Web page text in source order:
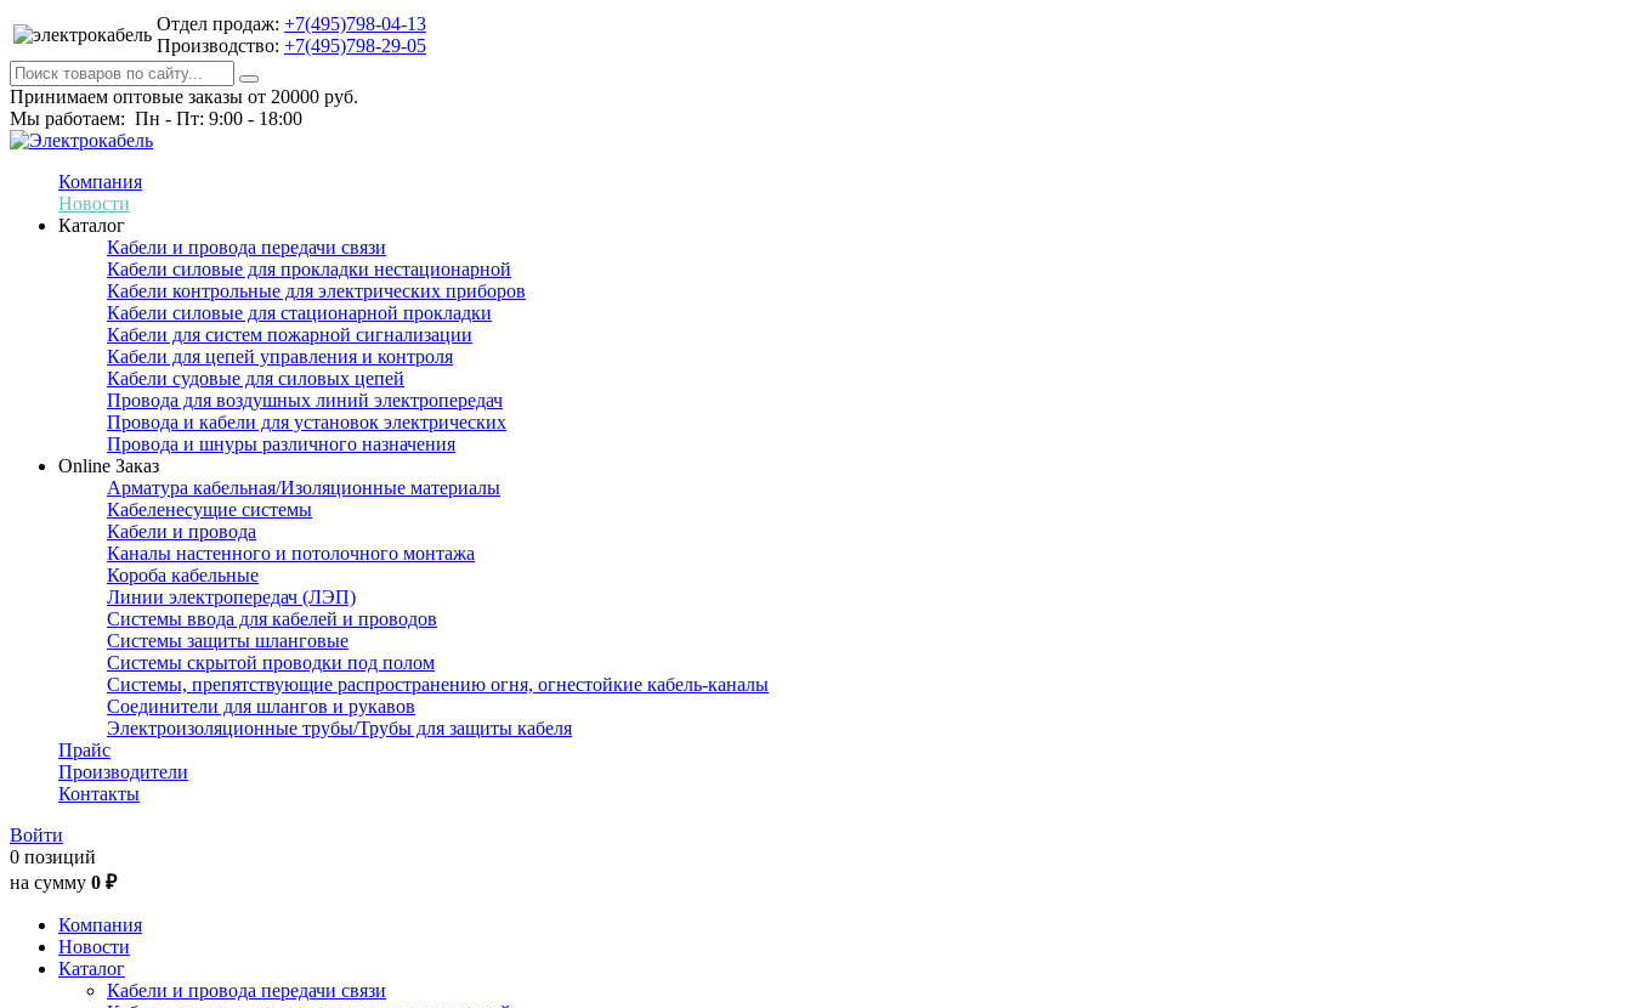
Отдел продаж: +7(495)798-04-13
Производство: +7(495)798-29-05
Принимаем оптовые заказы от 20000 руб.
Мы работаем: Пн - Пт: 9:00 - 18:00
Компания
Новости
Каталог
Кабели и провода передачи связи
Кабели силовые для прокладки нестационарной
Кабели контрольные для электрических приборов
Кабели силовые для стационарной прокладки
Кабели для систем пожарной сигнализации
Кабели для цепей управления и контроля
Кабели судовые для силовых цепей
Провода для воздушных линий электропередач
Провода и кабели для установок электрических
Провода и шнуры различного назначения
Online Заказ
Арматура кабельная/Изоляционные материалы
Кабеленесущие системы
Кабели и провода
Каналы настенного и потолочного монтажа
Короба кабельные
Линии электропередач (ЛЭП)
Системы ввода для кабелей и проводов
Системы защиты шланговые
Системы скрытой проводки под полом
Системы, препятствующие распространению огня, огнестойкие кабель-каналы
Соединители для шлангов и рукавов
Электроизоляционные трубы/Трубы для защиты кабеля
Прайс
Производители
Контакты
Войти
0 позиций
на сумму 0 ₽
Компания
Новости
Каталог
Кабели и провода передачи связи